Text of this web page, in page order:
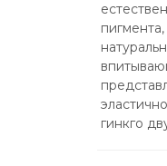
гинкго